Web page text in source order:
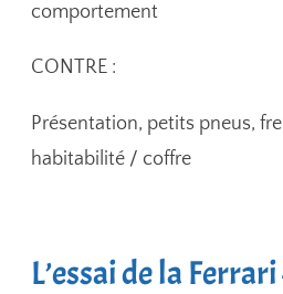
comportement
CONTRE :
Présentation, petits pneus,
habitabilité / coffre
L’essai de la